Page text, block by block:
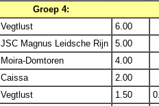
Groep 4:
Vegtlust
6.00
JSC Magnus Leidsche Rijn
5.00
Moira-Domtoren
4.00
Caissa
2.00
Vegtlust 1.50